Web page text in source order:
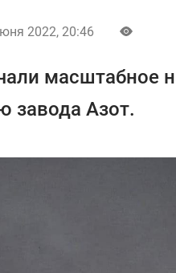
2022, 20:46
масштабное
завода Азот.